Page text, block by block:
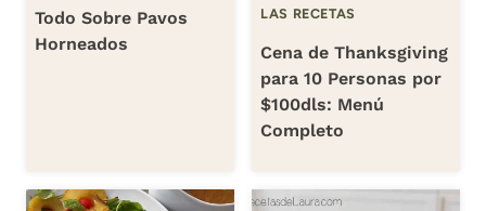
Todo Sobre Pavos
Horneados
LAS RECETAS
Cena de Thanksgiving
para 10 Personas por
$100dls: Menú
Completo